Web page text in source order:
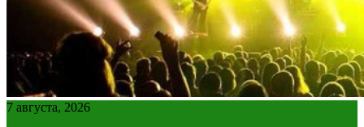
7 августа, 2026